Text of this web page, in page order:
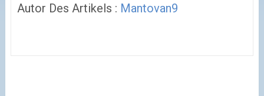
Autor Des Artikels : Mantovan9